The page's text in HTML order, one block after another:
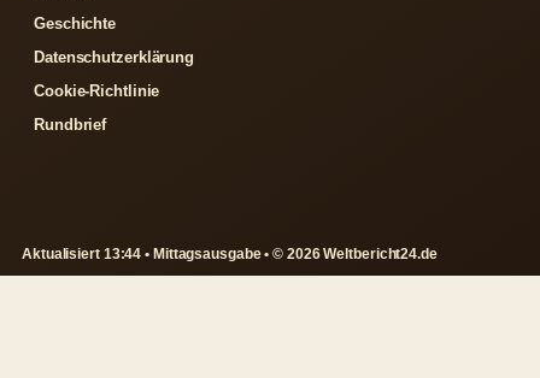
Geschichte
Datenschutzerklärung
Cookie-Richtlinie
Rundbrief
Aktualisiert 13:44 • Mittagsausgabe • © 2026 Weltbericht24.de